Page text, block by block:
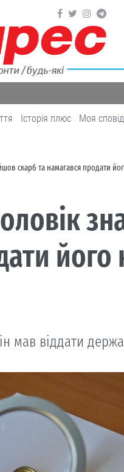
Історія плюс Моя
скарб та намагався продати
його
мав віддати